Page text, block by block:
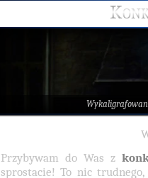
Przybywam do Was z
sprostacie! To nic